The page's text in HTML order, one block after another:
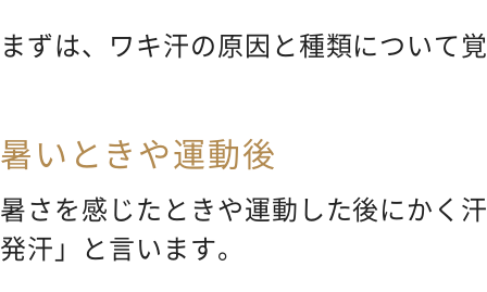
まずは、ワキ汗の原因と種類について
暑いときや運動後
暑さを感じたときや運動した後にかく
発汗」と言います。